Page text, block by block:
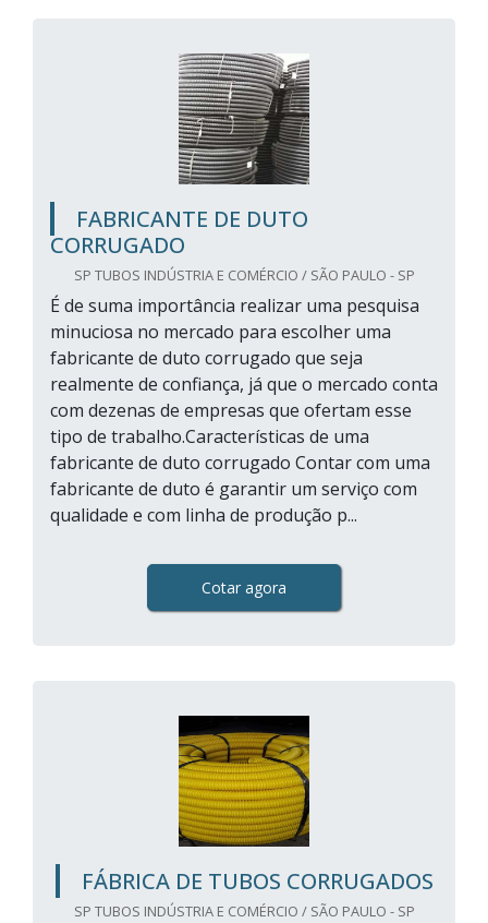
FABRICANTE DE DUTO
CORRUGADO
SP TUBOS INDÚSTRIA E COMÉRCIO / SÃO PAULO - SP
É de suma importância realizar uma pesquisa
minuciosa no mercado para escolher uma
fabricante de duto corrugado que seja
realmente de confiança, já que o mercado conta
com dezenas de empresas que ofertam esse
tipo de trabalho.Características de uma
fabricante de duto corrugado Contar com uma
fabricante de duto é garantir um serviço com
qualidade e com linha de produção p...
Cotar agora
FÁBRICA DE TUBOS CORRUGADOS
SP TUBOS INDÚSTRIA E COMÉRCIO / SÃO PAULO - SP